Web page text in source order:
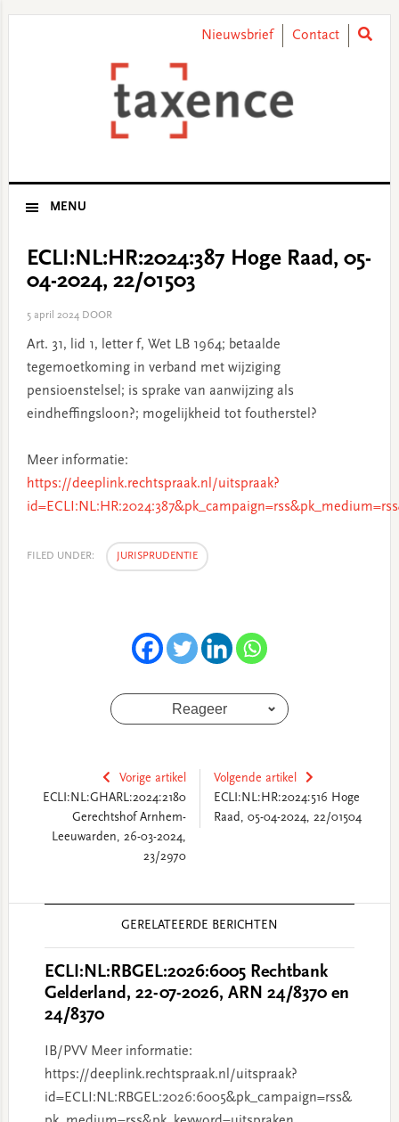
Nieuwsbrief Contact
MENU
ECLI:NL:HR:2024:387 Hoge Raad, 05-
04-2024, 22/01503
5 april 2024DOOR
Art. 31, lid 1, letter f, Wet LB 1964; betaalde
tegemoetkoming in verband met wijziging
pensioenstelsel; is sprake van aanwijzing als
eindheffingsloon?; mogelijkheid tot foutherstel?
Meer informatie:
https://deeplink.rechtspraak.nl/uitspraak?
FILED UNDER: JURISPRUDENTIE
Reageer
Vorige artikel
ECLI:NL:GHARL:2024:2180
Gerechtshof Arnhem-
Leeuwarden, 26-03-2024,
23/2970
Volgende artikel
ECLI:NL:HR:2024:516 Hoge
Raad, 05-04-2024, 22/01504
GERELATEERDE BERICHTEN
ECLI:NL:RBGEL:2026:6005 Rechtbank
Gelderland, 22-07-2026, ARN 24/8370 en
24/8370
IB/PVV Meer informatie:
https://deeplink.rechtspraak.nl/uitspraak?
id=ECLI:NL:RBGEL:2026:6005&pk_campaign=rss&